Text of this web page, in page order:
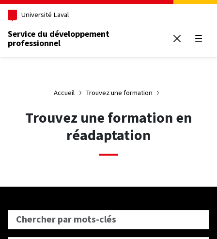
Aller au contenu principal
Université Laval
Service du développement
professionnel
Accueil Trouvez une formation
Trouvez une formation en
réadaptation